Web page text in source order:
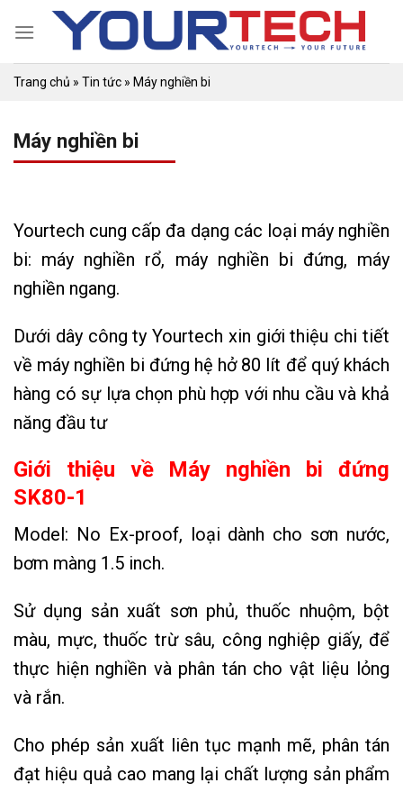
Trang chủ » Tin tức » Máy nghiền bi
Máy nghiền bi
Yourtech cung cấp đa dạng các loại máy nghiền
bi: máy nghiền rổ, máy nghiền bi đứng, máy
nghiền ngang.
Dưới dây công ty Yourtech xin giới thiệu chi tiết
về máy nghiền bi đứng hệ hở 80 lít để quý khách
hàng có sự lựa chọn phù hợp với nhu cầu và khả
năng đầu tư
Giới thiệu về Máy nghiền bi đứng
SK80-1
Model: No Ex-proof, loại dành cho sơn nước,
bơm màng 1.5 inch.
Sử dụng sản xuất sơn phủ, thuốc nhuộm, bột
màu, mực, thuốc trừ sâu, công nghiệp giấy, để
thực hiện nghiền và phân tán cho vật liệu lỏng
và rắn.
Cho phép sản xuất liên tục mạnh mẽ, phân tán
đạt hiệu quả cao mang lại chất lượng sản phẩm